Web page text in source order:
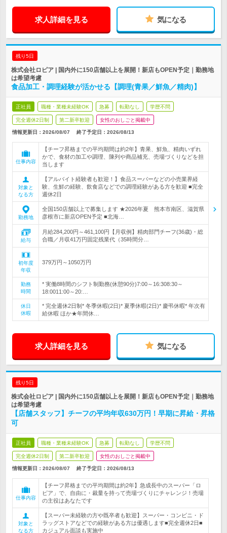
求人詳細を見る 気になる
残り5日
株式会社ロピア | 国内外に150店舗以上を展開！新店もOPEN予定｜勤務地
は希望考慮
食品加工・調理経験が活かせる【調理(青果／鮮魚／精肉)】
正社員 職種・業種未経験OK 急募 転勤なし 学歴不問
完全週休2日制 第二新卒歓迎 女性のおしごと掲載中
情報更新日：2026/08/07 終了予定日： 2026/08/13
仕事内容
【チーフ昇格までの平均期間は約2年】青果、鮮魚、精肉いずれ
かで、食材の加工や調理、陳列や商品補充、売場づくりなどを担
当します
対象と
なる方
【アルバイト経験者も歓迎！】食品スーパーなどの小売業界経
験、生鮮の経験、飲食店などでの調理経験がある方を歓迎 ■完全
週休2日
勤務地
全国150店舗以上で募集します ★2026年夏 熊本市南区、滋賀県
彦根市に新店OPEN予定 ■北海…
給与
月給284,200円～461,100円【月収例】精肉部門チーフ(36歳)・総
合職／月収41万円固定残業代（35時間分…
初年度
年収
379万円～1050万円
勤務
時間
* 実働8時間のシフト制勤務(休憩90分)7:00～16:308:30～
18:0011:00～20:…
休日
休暇
* 完全週休2日制* 冬季休暇(2日)* 夏季休暇(2日)* 慶弔休暇* 年次有
給休暇 ほか★年間休…
求人詳細を見る 気になる
残り5日
株式会社ロピア | 国内外に150店舗以上を展開！新店もOPEN予定｜勤務地
は希望考慮
【店舗スタッフ】チーフの平均年収630万円！早期に昇給・昇格
可
正社員 職種・業種未経験OK 急募 転勤なし 学歴不問
完全週休2日制 第二新卒歓迎 女性のおしごと掲載中
情報更新日：2026/08/07 終了予定日： 2026/08/13
仕事内容
【チーフ昇格までの平均期間は約2年】急成長中のスーパー「ロ
ピア」で、自由に・裁量を持って売場づくりにチャレンジ！売場
の主役はあなたです
対象と
なる方
【スーパー未経験の方や既卒者も歓迎】スーパー・コンビニ・ド
ラッグストアなどでの経験がある方は優遇します■完全週休2日■
カジュアル面談も実施中